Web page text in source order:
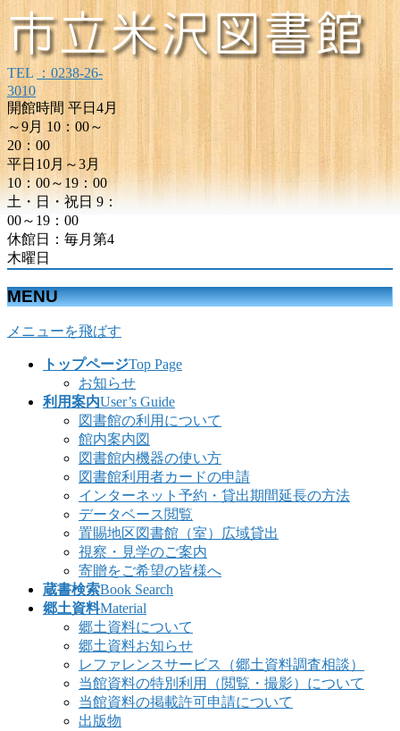
TEL
：0238-26-
3010
開館時間 平日4月
～9月 10：00～
20：00
平日10月～3月
10：00～19：00
土・日・祝日 9：
00～19：00
休館日：毎月第4
木曜日
MENU
メニューを飛ばす
トップページTop Page
お知らせ
利用案内User’s Guide
図書館の利用について
館内案内図
図書館内機器の使い方
図書館利用者カードの申請
インターネット予約・貸出期間延長の方法
データベース閲覧
置賜地区図書館（室）広域貸出
視察・見学のご案内
寄贈をご希望の皆様へ
蔵書検索Book Search
郷土資料Material
郷土資料について
郷土資料お知らせ
レファレンスサービス（郷土資料調査相談）
当館資料の特別利用（閲覧・撮影）について
当館資料の掲載許可申請について
出版物